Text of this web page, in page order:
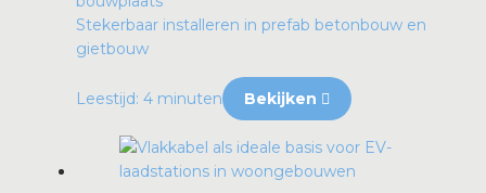
Stekerbaar installeren in prefab betonbouw en
gietbouw
Leestijd: 4 minuten Bekijken